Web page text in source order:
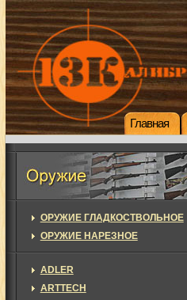
Главная
ОРУЖИЕ ГЛАДКОСТВОЛЬНОЕ
ОРУЖИЕ НАРЕЗНОЕ
ADLER
ARTTECH